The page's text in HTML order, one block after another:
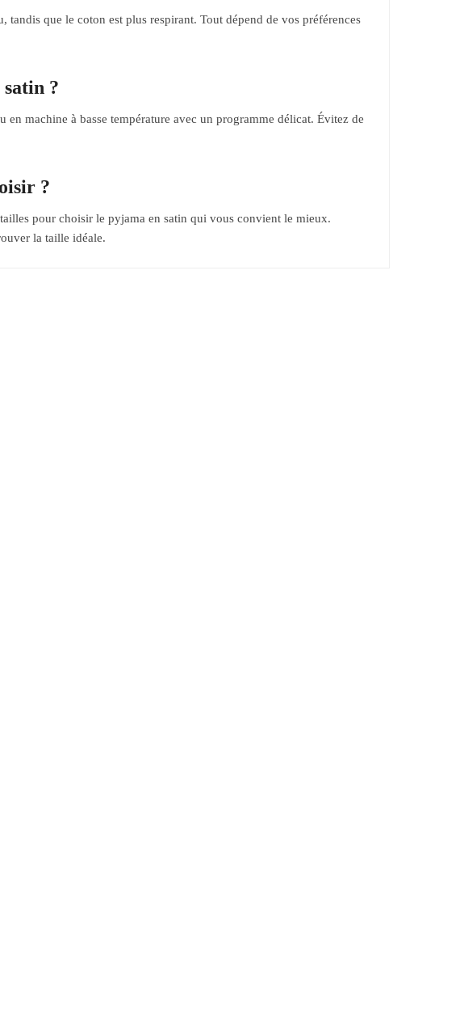
tandis que le coton est plus respirant. Tout dépend de vos préférences
?
machine à basse température avec un programme délicat. Évitez de
?
pour choisir le pyjama en satin qui vous convient le mieux.
la taille idéale.